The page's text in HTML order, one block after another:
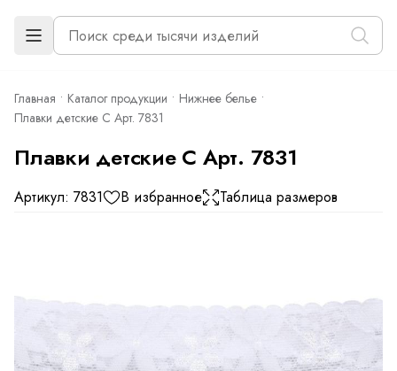
Главная Каталог продукции
Нижнее белье
Плавки детские С Арт. 7831
Плавки детские С Арт. 7831
Артикул: 7831 В избранное Таблица размеров